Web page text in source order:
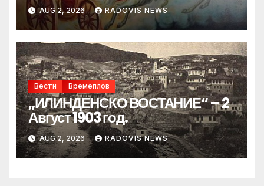
AUG 2, 2026 RADOVIS NEWS
Вести Времеплов
„ИЛИНДЕНСКО ВОСТАНИЕ“ – 2
Август 1903 год.
AUG 2, 2026 RADOVIS NEWS